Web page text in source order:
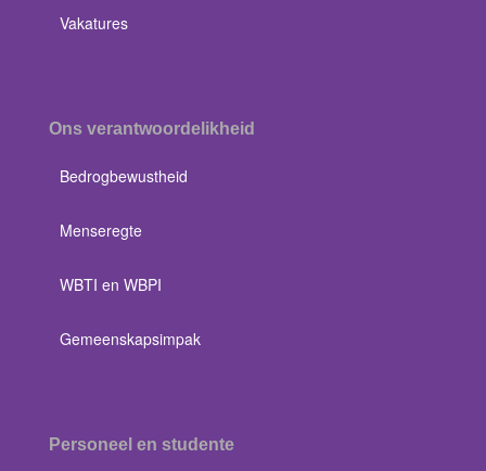
Vakatures
Ons verantwoordelikheid
Bedrogbewustheid
Menseregte
WBTI en WBPI
Gemeenskapsimpak
Personeel en studente